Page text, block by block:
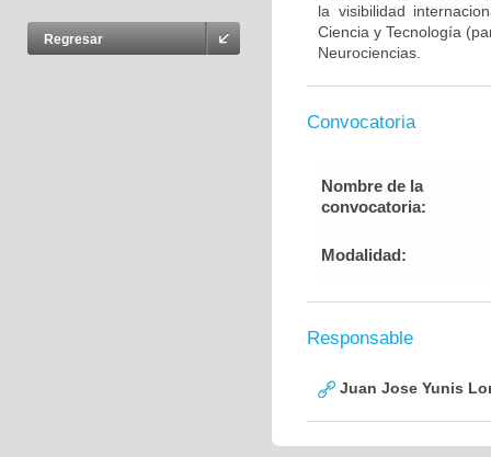
Regresar
la visibilidad
Ciencia y Tecnología
Neurociencias.
Convocatoria
Nombre de la
convocatoria:
Modalidad:
Responsable
Juan Jose Yunis